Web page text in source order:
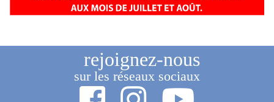
rejoignez-nous
sur les réseaux sociaux